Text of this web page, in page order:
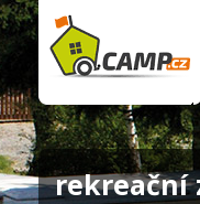
rekreační